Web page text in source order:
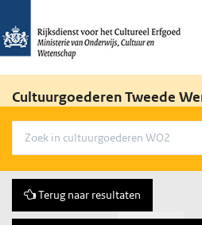
Cultuurgoederen Tweede
Terug naar resultaten